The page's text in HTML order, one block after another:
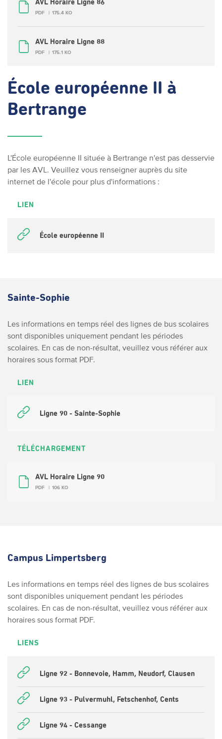
AVL Horaire Ligne 86
PDF 175.4 KO
AVL Horaire Ligne 88
PDF 175.1 KO
École européenne II à
Bertrange
L'École européenne II située à Bertrange n'est pas desservie
par les AVL. Veuillez vous renseigner auprès du site
internet de l'école pour plus d'informations :
LIEN
École européenne II
Sainte-Sophie
Les informations en temps réel des lignes de bus scolaires
sont disponibles uniquement pendant les périodes
scolaires. En cas de non-résultat, veuillez vous référer aux
horaires sous format PDF.
LIEN
Ligne 90 - Sainte-Sophie
TÉLÉCHARGEMENT
AVL Horaire Ligne 90
PDF 106 KO
Campus Limpertsberg
Les informations en temps réel des lignes de bus scolaires
sont disponibles uniquement pendant les périodes
scolaires. En cas de non-résultat, veuillez vous référer aux
horaires sous format PDF.
LIENS
Ligne 92 - Bonnevoie, Hamm, Neudorf, Clausen
Ligne 93 - Pulvermuhl, Fetschenhof, Cents
Ligne 94 - Cessange